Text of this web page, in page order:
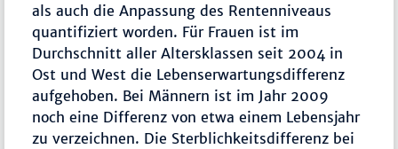
als auch die Anpassung des Rentenniveaus
quantifiziert worden. Für Frauen ist im
Durchschnitt aller Altersklassen seit 2004 in
Ost und West die Lebenserwartungsdifferenz
aufgehoben. Bei Männern ist im Jahr 2009
noch eine Differenz von etwa einem Lebensjahr
zu verzeichnen. Die Sterblichkeitsdifferenz bei